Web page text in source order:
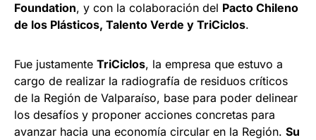
Foundation, y con la colaboración del Pacto Chileno
de los Plásticos, Talento Verde y TriCiclos.
Fue justamente TriCiclos, la empresa que estuvo a
cargo de realizar la radiografía de residuos críticos
de la Región de Valparaíso, base para poder delinear
los desafíos y proponer acciones concretas para
avanzar hacia una economía circular en la Región. Su